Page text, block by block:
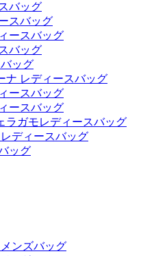
バッグ
スバッグ
ースバッグ
バッグ
ッグ
ナ レディースバッグ
ースバッグ
ースバッグ
ラガモレディースバッグ
ディースバッグ
ッグ
ンズバッグ